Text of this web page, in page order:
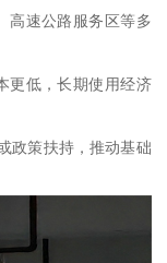
高速公路服务区等多
更低，长期使用经济
政策扶持，推动基础